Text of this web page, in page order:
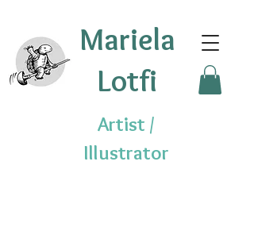
Mariela
Lotfi
Artist /
Illustrator